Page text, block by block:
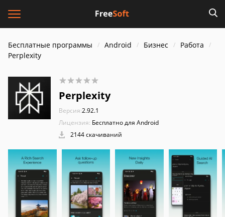
Бесплатные программы Android Бизнес
Работа
Perplexity
Perplexity
Версия:2.92.1
Лицензия: Бесплатно для Android
2144 скачиваний